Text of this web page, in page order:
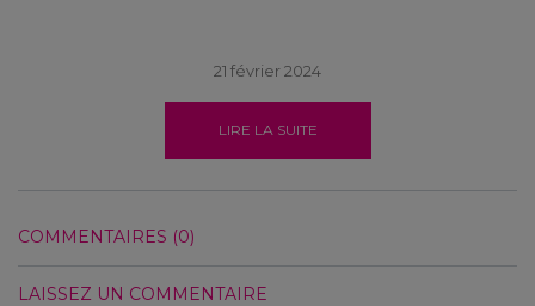
21 février 2024
LIRE LA SUITE
COMMENTAIRES (0)
LAISSEZ UN COMMENTAIRE